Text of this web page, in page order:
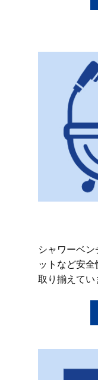
シャワーベ
ットなど安
取り揃えてい